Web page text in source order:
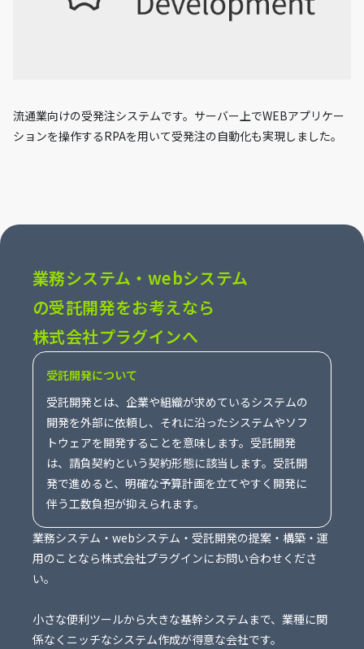
流通業向けの受発注システムです。サーバー上でWEBアプリケー
ションを操作するRPAを用いて受発注の自動化も実現しました。
業務システム・webシステム
の受託開発をお考えなら
株式会社プラグインへ
受託開発について
受託開発とは、企業や組織が求めているシステムの
開発を外部に依頼し、それに沿ったシステムやソフ
トウェアを開発することを意味します。受託開発
は、請負契約という契約形態に該当します。受託開
発で進めると、明確な予算計画を立てやすく開発に
伴う工数負担が抑えられます。
業務システム・webシステム・受託開発の提案・構築・運
用のことなら株式会社プラグインにお問い合わせくださ
い。
小さな便利ツールから大きな基幹システムまで、業種に関
係なくニッチなシステム作成が得意な会社です。